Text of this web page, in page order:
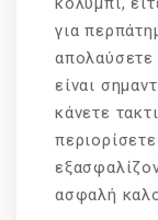
για
απολαύσετε
είναι
κάνετε
ασφαλή